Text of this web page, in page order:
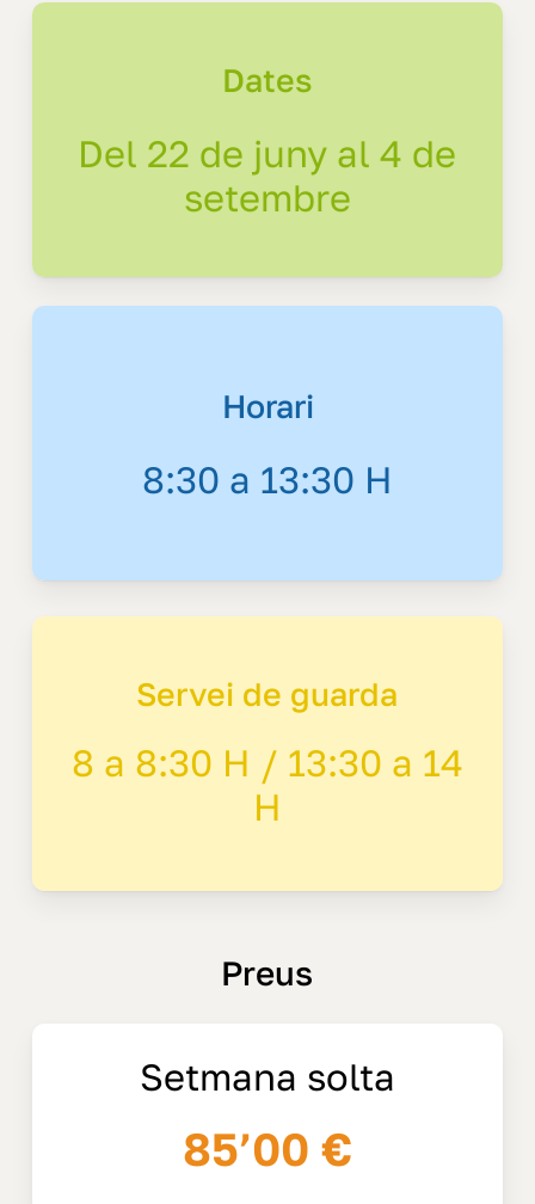
Dates
Del 22 de juny al 4 de
setembre
Horari
8:30 a 13:30 H
Servei de guarda
8 a 8:30 H / 13:30 a 14
H
Preus
Setmana solta
85’00 €